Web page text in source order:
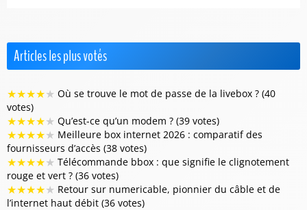
Articles les plus votés
★★★★★ Où se trouve le mot de passe de la livebox ? (40
votes)
★★★★★ Qu’est-ce qu’un modem ? (39 votes)
★★★★★ Meilleure box internet 2026 : comparatif des
fournisseurs d’accès (38 votes)
★★★★★ Télécommande bbox : que signifie le clignotement
rouge et vert ? (36 votes)
★★★★★ Retour sur numericable, pionnier du câble et de
l’internet haut débit (36 votes)